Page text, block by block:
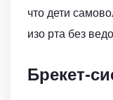
что дети
изо рта без
Брекет-